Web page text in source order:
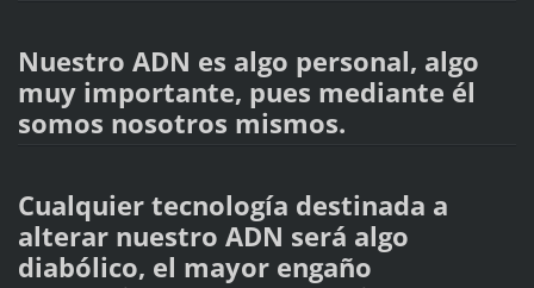
Nuestro ADN es algo personal, algo
muy importante, pues mediante él
somos nosotros mismos.
Cualquier tecnología destinada a
alterar nuestro ADN será algo
diabólico, el mayor engaño